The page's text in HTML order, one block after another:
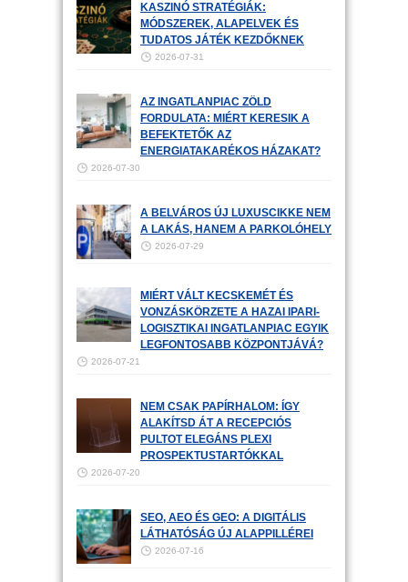
KASZINÓ STRATÉGIÁK:
MÓDSZEREK, ALAPELVEK ÉS
TUDATOS JÁTÉK KEZDŐKNEK
2026-07-31
AZ INGATLANPIAC ZÖLD
FORDULATA: MIÉRT KERESIK A
BEFEKTETŐK AZ
ENERGIATAKARÉKOS HÁZAKAT?
2026-07-30
A BELVÁROS ÚJ LUXUSCIKKE NEM
A LAKÁS, HANEM A PARKOLÓHELY
2026-07-29
MIÉRT VÁLT KECSKEMÉT ÉS
VONZÁSKÖRZETE A HAZAI IPARI-
LOGISZTIKAI INGATLANPIAC EGYIK
LEGFONTOSABB KÖZPONTJÁVÁ?
2026-07-21
NEM CSAK PAPÍRHALOM: ÍGY
ALAKÍTSD ÁT A RECEPCIÓS
PULTOT ELEGÁNS PLEXI
PROSPEKTUSTARTÓKKAL
2026-07-20
SEO, AEO ÉS GEO: A DIGITÁLIS
LÁTHATÓSÁG ÚJ ALAPPILLÉREI
2026-07-16